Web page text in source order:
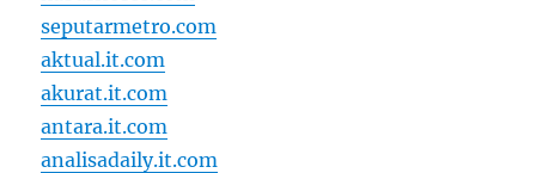
seputarmetro.com
aktual.it.com
akurat.it.com
antara.it.com
analisadaily.it.com